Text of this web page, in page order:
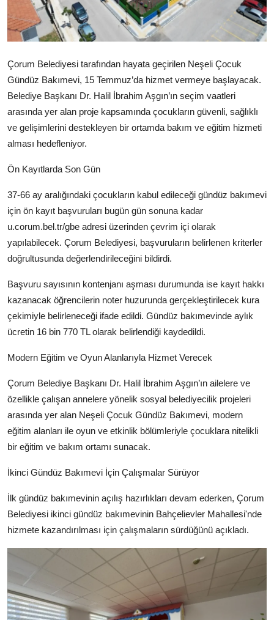
Toplum ve Yaşam
Sivil Toplum Kuruluşları
Kamu Kurumları ve Üst Kurullar
Çorum Belediyesi tarafından hayata geçirilen Neşeli Çocuk
Gündüz Bakımevi, 15 Temmuz’da hizmet vermeye başlayacak.
Belediye Başkanı Dr. Halil İbrahim Aşgın’ın seçim vaatleri
arasında yer alan proje kapsamında çocukların güvenli, sağlıklı
ve gelişimlerini destekleyen bir ortamda bakım ve eğitim hizmeti
alması hedefleniyor.
Ön Kayıtlarda Son Gün
37-66 ay aralığındaki çocukların kabul edileceği gündüz bakımevi
için ön kayıt başvuruları bugün gün sonuna kadar
u.corum.bel.tr/gbe adresi üzerinden çevrim içi olarak
yapılabilecek. Çorum Belediyesi, başvuruların belirlenen kriterler
doğrultusunda değerlendirileceğini bildirdi.
Başvuru sayısının kontenjanı aşması durumunda ise kayıt hakkı
kazanacak öğrencilerin noter huzurunda gerçekleştirilecek kura
çekimiyle belirleneceği ifade edildi. Gündüz bakımevinde aylık
ücretin 16 bin 770 TL olarak belirlendiği kaydedildi.
Modern Eğitim ve Oyun Alanlarıyla Hizmet Verecek
Çorum Belediye Başkanı Dr. Halil İbrahim Aşgın’ın ailelere ve
özellikle çalışan annelere yönelik sosyal belediyecilik projeleri
arasında yer alan Neşeli Çocuk Gündüz Bakımevi, modern
eğitim alanları ile oyun ve etkinlik bölümleriyle çocuklara nitelikli
bir eğitim ve bakım ortamı sunacak.
İkinci Gündüz Bakımevi İçin Çalışmalar Sürüyor
İlk gündüz bakımevinin açılış hazırlıkları devam ederken, Çorum
Belediyesi ikinci gündüz bakımevinin Bahçelievler Mahallesi'nde
hizmete kazandırılması için çalışmaların sürdüğünü açıkladı.